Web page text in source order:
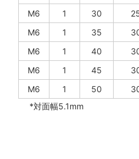
M6 1 30
M6
1 35
M6
1 40
M6
1 45
M6
1 50
*対面幅5.1mm